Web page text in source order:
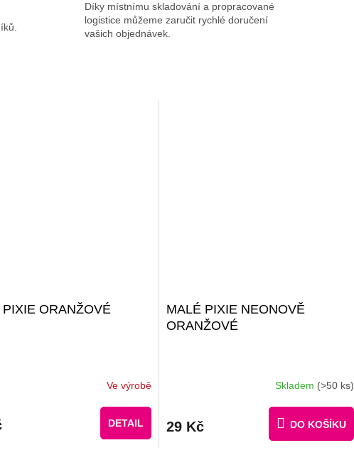
Díky místnímu skladování a propracované
logistice můžeme zaručit rychlé doručení
vašich objednávek.
PIXIE ORANŽOVÉ
Ve výrobě
DETAIL
MALÉ PIXIE NEONOVĚ
ORANŽOVÉ
Skladem (>50 ks)
29 Kč DO KOŠÍKU